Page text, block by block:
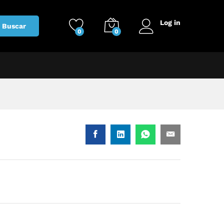
Buscar
0 0
Log in